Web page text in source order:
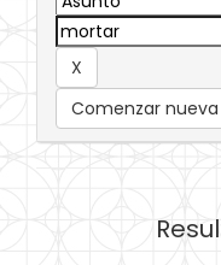
Comenzar